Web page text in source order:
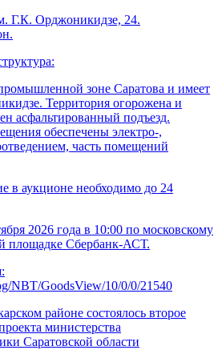
Г.К. Орджоникидзе, 24.
зоне Саратова и имеет
Территория огорожена и
асфальтированный подъезд.
обеспечены электро-,
часть помещений
в аукционе необходимо до 24
2026 года в 10:00 по московскому
площадке Сбербанк-АСТ.
NBT/GoodsView/10/0/0/21540
районе состоялось второе
министерства
Саратовской области